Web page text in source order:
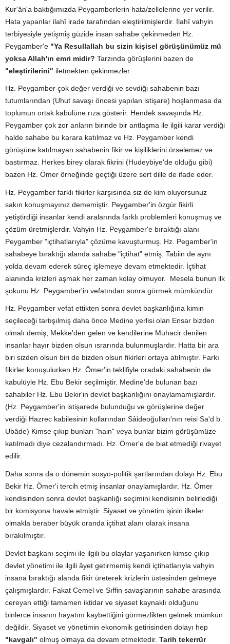
Kur'ân'a baktığımızda Peygamberlerin hata/zellelerine yer verilir.
Hata yapanlar ilahî irade tarafından eleştirilmişlerdir. İlahî vahyin
terbiyesiyle yetişmiş güzide insan sahabe çekinmeden Hz.
Peygamber'e "Ya Resullallah bu sizin kişisel görüşünümüz mü
yoksa Allah'ın emri midir? Tarzında görüşlerini bazen de
"eleştirilerini" iletmekten çekinmezler.
Hz. Peygamber çok değer verdiği ve sevdiği sahabenin bazı
tutumlarından (Uhut savaşı öncesi yapılan istişare) hoşlanmasa da
toplumun ortak kabulüne rıza gösterir. Hendek savaşında Hz.
Peygamber çok zor anların birinde bir antlaşma ile ilgili karar verdiği
halde sahabe bu karara katılmaz ve Hz. Peygamber kendi
görüşüne katılmayan sahabenin fikir ve kişiliklerini örselemez ve
bastırmaz. Herkes birey olarak fikrini (Hudeybiye'de olduğu gibi)
bazen Hz. Ömer örneğinde geçtiği üzere sert dille de ifade eder.
Hz. Peygamber farklı fikirler karşısında siz de kim oluyorsunuz
sakın konuşmayınız dememiştir. Peygamber'in özgür fikirli
yetiştirdiği insanlar kendi aralarında farklı problemleri konuşmuş ve
çözüm üretmişlerdir. Vahyin Hz. Peygamber'e bıraktığı alanı
Peygamber "içtihatlarıyla" çözüme kavuşturmuş. Hz. Pegamber'in
sahabeye bıraktığı alanda sahabe "içtihat" etmiş. Tabiin de aynı
yolda devam ederek süreç işlemeye devam etmektedir. İçtihat
alanında krizleri aşmak her zaman kolay olmuyor. Mesela bunun ilk
şokunu Hz. Peygamber'in vefatından sonra görmek mümkündür.
Hz. Peygamber vefat ettikten sonra devlet başkanlığına kimin
seçileceği tartışılmış daha önce Medine yerlisi olan Ensar bizden
olmalı demiş, Mekke'den gelen ve kendilerine Muhacir denilen
insanlar hayır bizden olsun ısrarında bulunmuşlardır. Hatta bir ara
biri sizden olsun biri de bizden olsun fikirleri ortaya atılmıştır. Farkı
fikirler konuşulurken Hz. Ömer'in teklifiyle oradaki sahabenin de
kabulüyle Hz. Ebu Bekir seçilmiştir. Medine'de bulunan bazı
sahabiler Hz. Ebu Bekir'in devlet başkanlığını onaylamamışlardır.
(Hz. Peygamber'in istişarede bulunduğu ve görüşlerine değer
verdiği Hazrec kabilesinin kollarından Sâideoğulları'nın reisi Sa'd b.
Ubâde) Kimse çıkıp bunları "hain" veya bunlar bizim görüşümüze
katılmadı diye cezalandırmadı. Hz. Ömer'e de biat etmediği rivayet
edilir.
Daha sonra da o dönemin sosyo-politik şartlarından dolayı Hz. Ebu
Bekir Hz. Ömer'i tercih etmiş insanlar onaylamışlardır. Hz. Ömer
kendisinden sonra devlet başkanlığı seçimini kendisinin belirlediği
bir komisyona havale etmiştir. Siyaset ve yönetim işinin ilkeler
olmakla beraber büyük oranda içtihat alanı olarak insana
bırakılmıştır.
Devlet başkanı seçimi ile ilgili bu olaylar yaşanırken kimse çıkıp
devlet yönetimi ile ilgili âyet getirmemiş kendi içtihatlarıyla vahyin
insana bıraktığı alanda fikir üreterek krizlerin üstesinden gelmeye
çalışmışlardır. Fakat Cemel ve Sıffin savaşlarının sahabe arasında
cereyan ettiği tamamen iktidar ve siyaset kaynaklı olduğunu
binlerce insanın hayatını kaybettiğini görmezlikten gelmek mümkün
değildir. Siyaset ve yönetimin ekonomik getirisinden dolayı hep
"kavgalı" olmuş olmaya da devam etmektedir. Tarih tekerrür